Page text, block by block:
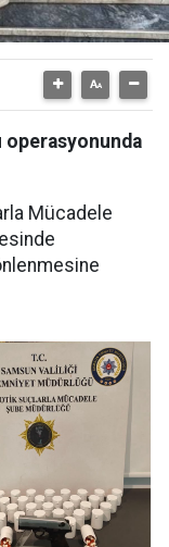
operasyonunda
Mücadele